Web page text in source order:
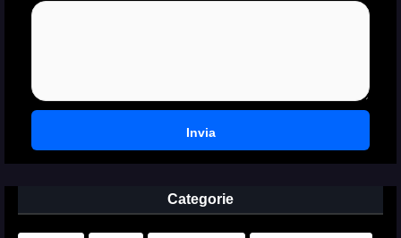
Categorie